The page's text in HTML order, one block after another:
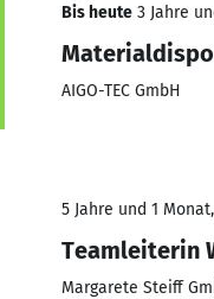
Bis heute 3 Jahre
AIGO-TEC GmbH
5 Jahre und 1
Teamleiterin
Margarete Steiff